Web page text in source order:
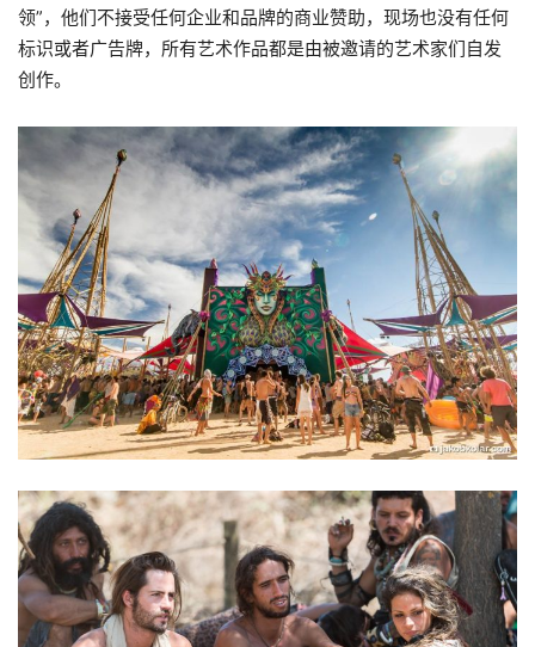
领”，他们不接受任何企业和品牌的商业赞助，现场也没有任何
标识或者广告牌，所有艺术作品都是由被邀请的艺术家们自发
创作。